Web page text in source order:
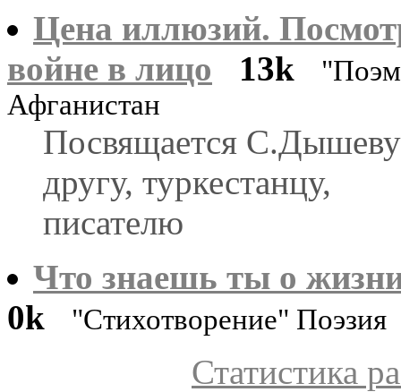
Цена иллюзий.
войне в лицо
13k
Афганистан
Посвящается
другу, туркестанцу,
писателю
Что знаешь ты о
0k
"Стихотворение" Поэзия
Статистика